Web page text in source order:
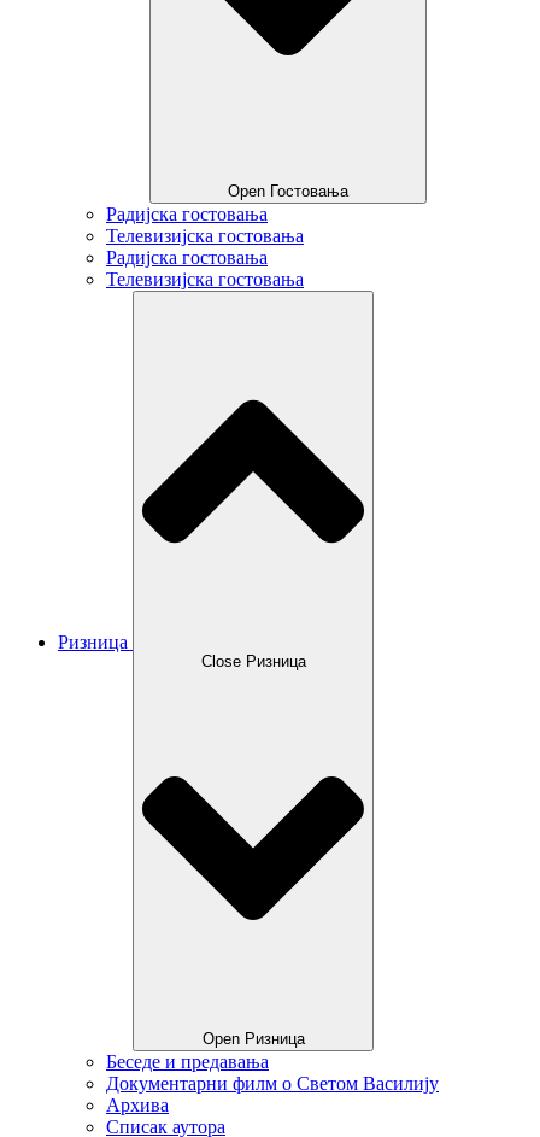
Open Гостовања
Радијска гостовања
Телевизијска гостовања
Радијска гостовања
Телевизијска гостовања
Ризница
Close Ризница
Open Ризница
Беседе и предавања
Документарни филм о Светом Василију
Архива
Списак аутора